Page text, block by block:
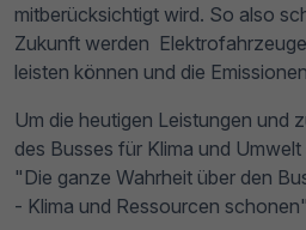
mitberücksichtigt wird. So also
Zukunft werden
leisten können und die
Um die heutigen Leistungen und
des Busses für Klima und
"Die ganze Wahrheit über den
- Klima und Ressourcen